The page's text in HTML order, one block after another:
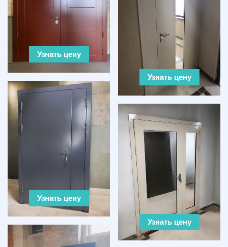
Узнать цену
Узнать цену
Узнать цену
Узнать цену